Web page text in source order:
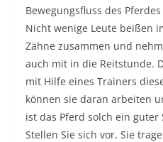
Bewegungsfluss des
Nicht wenige Leute beißen
Zähne zusammen und
auch mit in die Reitstunde.
mit Hilfe eines Trainers
können sie daran arbeiten
ist das Pferd solch ein
Stellen Sie sich vor, Sie